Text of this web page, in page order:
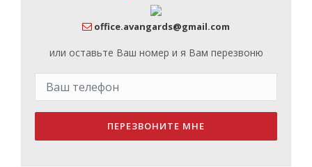
office.avangards@gmail.com
или оставьте Ваш номер и я Вам перезвоню
ПЕРЕЗВОНИТЕ МНЕ